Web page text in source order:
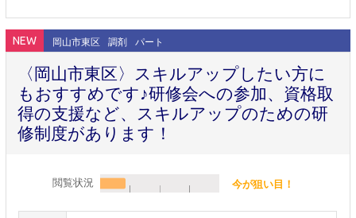
NEW 岡山市東区 調剤 パート
〈岡山市東区〉スキルアップしたい方に
もおすすめです♪研修会への参加、資格取
得の支援など、スキルアップのための研
修制度があります！
閲覧状況 今が狙い目！